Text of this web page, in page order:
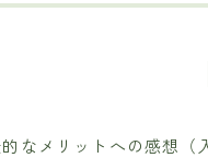
なメリットへの感想（